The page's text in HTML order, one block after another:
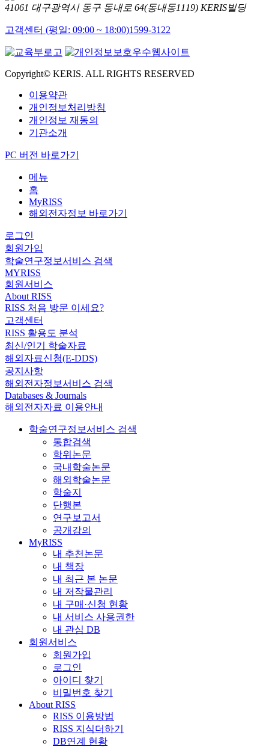
41061 대구광역시 동구 동내로 64(동내동1119) KERIS빌딩
고객센터 (평일: 09:00 ~ 18:00)1599-3122
Copyright© KERIS. ALL RIGHTS RESERVED
이용약관
개인정보처리방침
개인정보 재동의
기관소개
PC 버전 바로가기
메뉴
홈
MyRISS
해외전자정보 바로가기
로그인
회원가입
학술연구정보서비스 검색
MYRISS
회원서비스
About RISS
RISS 처음 방문 이세요?
고객센터
RISS 활용도 분석
최신/인기 학술자료
해외자료신청(E-DDS)
공지사항
해외전자정보서비스 검색
Databases & Journals
해외전자자료 이용안내
학술연구정보서비스 검색
통합검색
학위논문
국내학술논문
해외학술논문
학술지
단행본
연구보고서
공개강의
MyRISS
내 추천논문
내 책장
내 최근 본 논문
내 저작물관리
내 구매·신청 현황
내 서비스 사용권한
내 관심 DB
회원서비스
회원가입
로그인
아이디 찾기
비밀번호 찾기
About RISS
RISS 이용방법
RISS 지식더하기
DB연계 현황